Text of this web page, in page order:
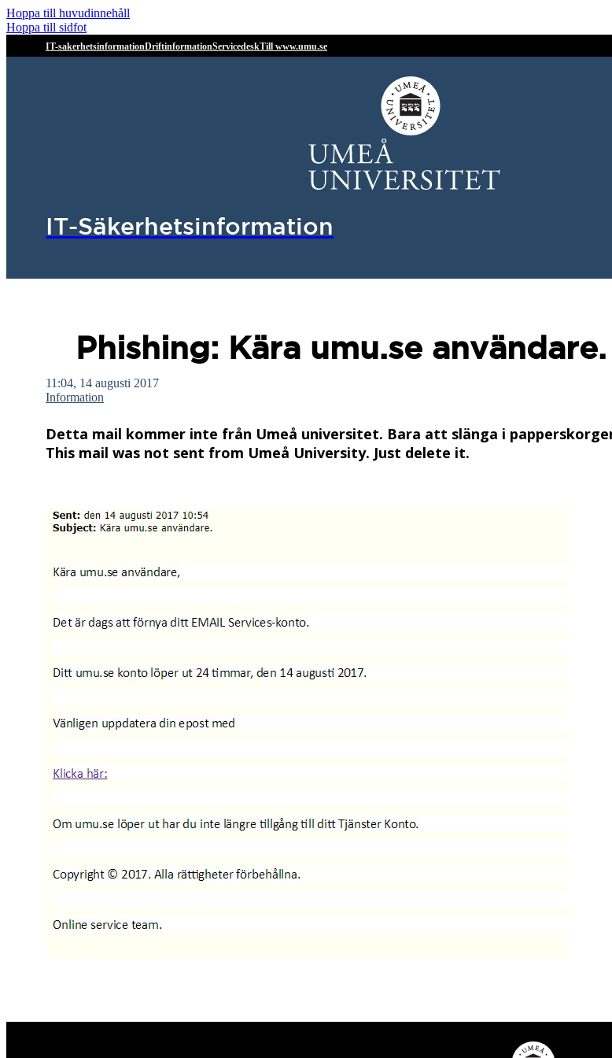
Hoppa till huvudinnehåll
Hoppa till sidfot
IT-sakerhetsinformationDriftinformationServicedeskTill www.umu.se
IT-Säkerhetsinformation
Phishing: Kära umu.se användare.
11:04, 14 augusti 2017
Information
Detta mail kommer inte från Umeå universitet. Bara att slänga i
This mail was not sent from Umeå University. Just delete it.